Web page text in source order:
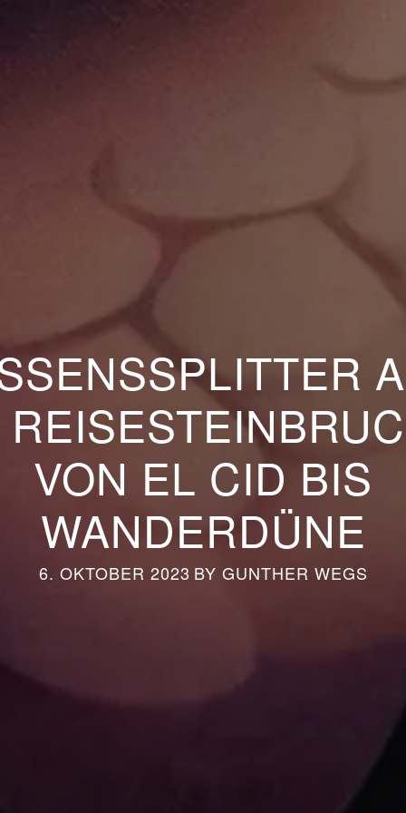
VON EL CID BIS
WANDERDÜNE
6. OKTOBER 2023 BY GUNTHER WEGS